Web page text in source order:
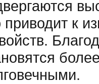
приводит к